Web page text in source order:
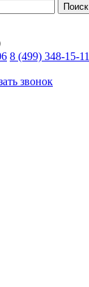
Поиск
8 (499) 348-15-11
звонок